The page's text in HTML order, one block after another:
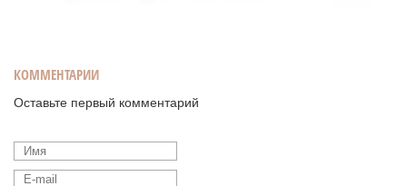
КОММЕНТАРИИ
Оставьте первый комментарий